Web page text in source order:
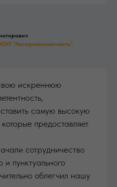
"Автодизельзапчасть"
искреннюю
самую высокую
предоставляет
сотрудничество
пунктуального
облегчил нашу